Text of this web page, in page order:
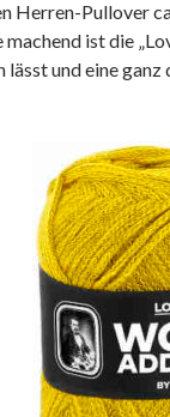
Herren-Pullover
machend ist die
lässt und eine